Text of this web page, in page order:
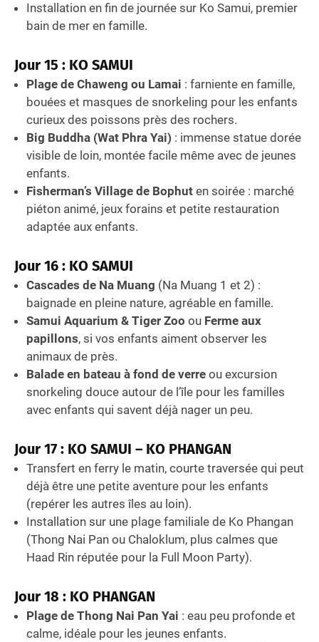
Installation en fin de journée sur Ko Samui, premier
bain de mer en famille.
Jour 15 : KO SAMUI
Plage de Chaweng ou Lamai : farniente en famille,
bouées et masques de snorkeling pour les enfants
curieux des poissons près des rochers.
Big Buddha (Wat Phra Yai) : immense statue dorée
visible de loin, montée facile même avec de jeunes
enfants.
Fisherman’s Village de Bophut en soirée : marché
piéton animé, jeux forains et petite restauration
adaptée aux enfants.
Jour 16 : KO SAMUI
Cascades de Na Muang (Na Muang 1 et 2) :
baignade en pleine nature, agréable en famille.
Samui Aquarium & Tiger Zoo ou Ferme aux
papillons, si vos enfants aiment observer les
animaux de près.
Balade en bateau à fond de verre ou excursion
snorkeling douce autour de l’île pour les familles
avec enfants qui savent déjà nager un peu.
Jour 17 : KO SAMUI – KO PHANGAN
Transfert en ferry le matin, courte traversée qui peut
déjà être une petite aventure pour les enfants
(repérer les autres îles au loin).
Installation sur une plage familiale de Ko Phangan
(Thong Nai Pan ou Chaloklum, plus calmes que
Haad Rin réputée pour la Full Moon Party).
Jour 18 : KO PHANGAN
Plage de Thong Nai Pan Yai : eau peu profonde et
calme, idéale pour les jeunes enfants.